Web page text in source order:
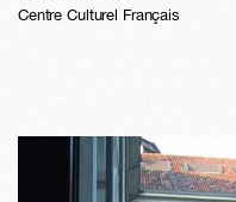
Centre Culturel Français